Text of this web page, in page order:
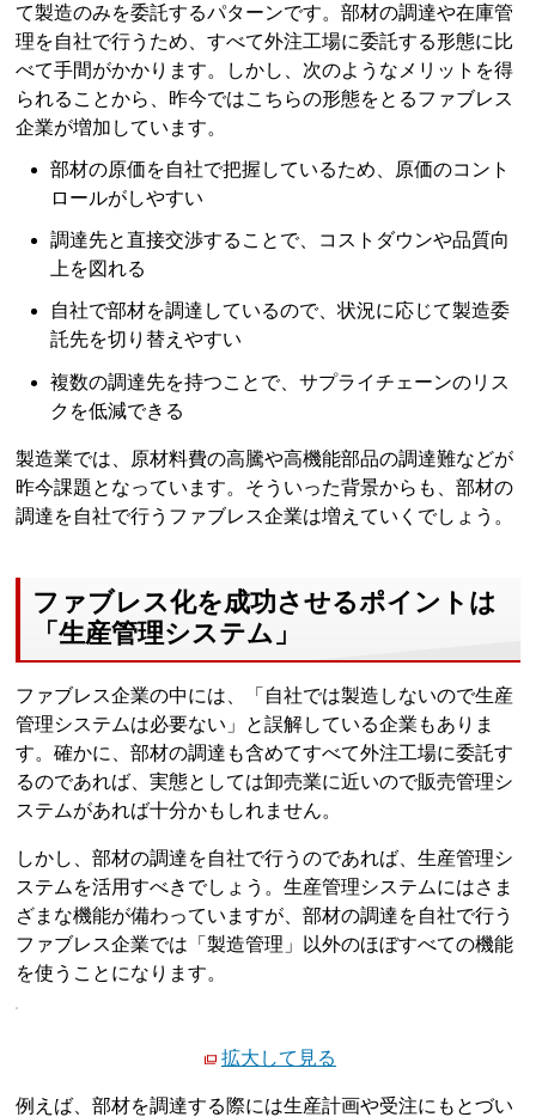
て製造のみを委託するパターンです。部材の調達や在庫管
理を自社で行うため、すべて外注工場に委託する形態に比
べて手間がかかります。しかし、次のようなメリットを得
られることから、昨今ではこちらの形態をとるファブレス
企業が増加しています。
部材の原価を自社で把握しているため、原価のコント
ロールがしやすい
調達先と直接交渉することで、コストダウンや品質向
上を図れる
自社で部材を調達しているので、状況に応じて製造委
託先を切り替えやすい
複数の調達先を持つことで、サプライチェーンのリス
クを低減できる
製造業では、原材料費の高騰や高機能部品の調達難などが
昨今課題となっています。そういった背景からも、部材の
調達を自社で行うファブレス企業は増えていくでしょう。
ファブレス化を成功させるポイントは
「生産管理システム」
ファブレス企業の中には、「自社では製造しないので生産
管理システムは必要ない」と誤解している企業もありま
す。確かに、部材の調達も含めてすべて外注工場に委託す
るのであれば、実態としては卸売業に近いので販売管理シ
ステムがあれば十分かもしれません。
しかし、部材の調達を自社で行うのであれば、生産管理シ
ステムを活用すべきでしょう。生産管理システムにはさま
ざまな機能が備わっていますが、部材の調達を自社で行う
ファブレス企業では「製造管理」以外のほぼすべての機能
を使うことになります。
拡大して見る
例えば、部材を調達する際には生産計画や受注にもとづい